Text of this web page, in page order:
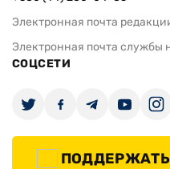
Электронная почта
Электронная почта службы
СОЦСЕТИ
ПОДДЕРЖАТЬ